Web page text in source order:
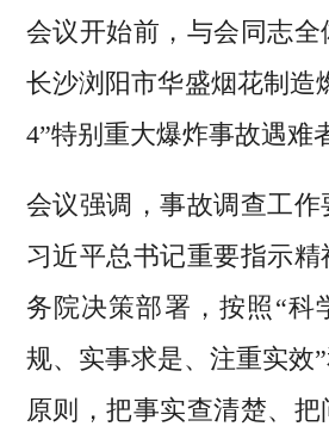
会议开始前，与会同志
长沙浏阳市华盛烟花制造
4”特别重大爆炸事故遇难
会议强调，事故调查工
习近平总书记重要指示精
务院决策部署，按照“科
规、实事求是、注重实效
原则，把事实查清楚、